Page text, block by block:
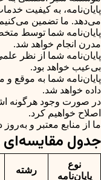
پایان‌نامه، به کیفیت
می‌دهد. ما تضمین
پایان‌نامه شما توسط
مدرن انجام خواهد شد.
پایان‌نامه شما از نظر
بی‌عیب خواهد بود.
پایان‌نامه شما به موقع
داده خواهد شد.
در صورت وجود هرگونه
اصلاح خواهیم کرد.
ما از منابع معتبر و
جدول مقایسه‌ای
نوع
پایان‌نامه
رشته